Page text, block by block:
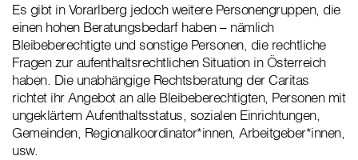
Es gibt in Vorarlberg jedoch weitere Personengruppen, die
einen hohen Beratungsbedarf haben – nämlich
Bleibeberechtigte und sonstige Personen, die rechtliche
Fragen zur aufenthaltsrechtlichen Situation in Österreich
haben. Die unabhängige Rechtsberatung der Caritas
richtet ihr Angebot an alle Bleibeberechtigten, Personen mit
ungeklärtem Aufenthaltsstatus, sozialen Einrichtungen,
Gemeinden, Regionalkoordinator*innen, Arbeitgeber*innen,
usw.